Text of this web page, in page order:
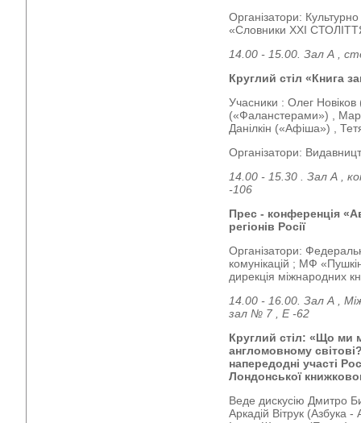
Організатори:
«Словники XXI
14.00 - 15.00. Зал А ,
Круглий стіл «Книга
Учасники : Олег
(«Фаланстерами») ,
Данілкін («Афіша») ,
Організатори:
14.00 - 15.30 . Зал А ,
-106
Прес - конференція
регіонів Росії
Організатори:
комунікацій ; МФ
дирекція міжнародних
14.00 - 16.00. Зал А ,
зал № 7 , Е -62
Круглий стіл: «Що ми
англомовному
напередодні участі
Лондонської
Веде дискусію Дмитро
Аркадій Вітрук (Азбука